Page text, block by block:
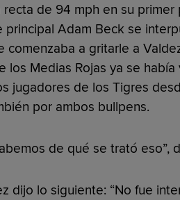
recta de 94 mph en su
principal Adam Beck se
comenzaba a gritarle a
los Medias Rojas ya se
jugadores de los Tigres
por ambos bullpens.
de qué se trató eso”,
dijo lo siguiente: “No fue